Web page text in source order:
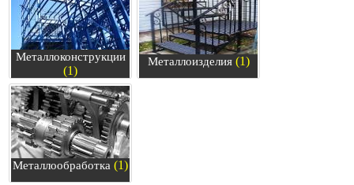
Металлоконструкции
(1)
Металлоизделия(1)
Металлообработка (1)